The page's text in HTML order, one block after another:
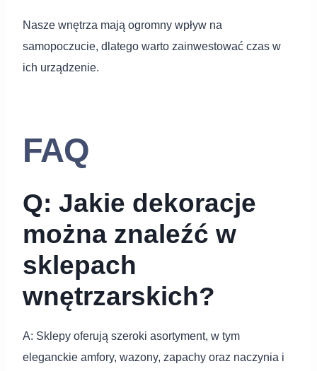
Nasze wnętrza mają ogromny wpływ na
samopoczucie, dlatego warto zainwestować czas w
ich urządzenie.
FAQ
Q: Jakie dekoracje
można znaleźć w
sklepach
wnętrzarskich?
A: Sklepy oferują szeroki asortyment, w tym
eleganckie amfory, wazony, zapachy oraz naczynia i